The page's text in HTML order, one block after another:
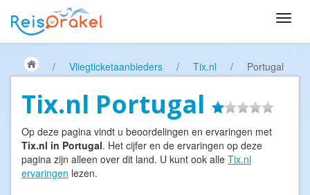
/ Vliegticketaanbieders / Tix.nl / Portugal
Tix.nl Portugal
Op deze pagina vindt u beoordelingen en ervaringen met
Tix.nl in Portugal. Het cijfer en de ervaringen op deze
pagina zijn alleen over dit land. U kunt ook alle Tix.nl
ervaringen lezen.